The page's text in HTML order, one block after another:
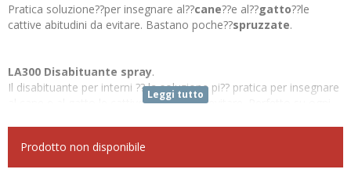
Pratica soluzione??per insegnare al??cane??e al??gatto??le
cattive abitudini da evitare. Bastano poche??spruzzate.
LA300 Disabituante spray.
Il disabituante per interni ?? la soluzione pi?? pratica per insegnare
al cane e al gatto le cattive abitudini da evitare. Perfetto su ogni
molto velocemente.
Leggi tutto
Prodotto non disponibile